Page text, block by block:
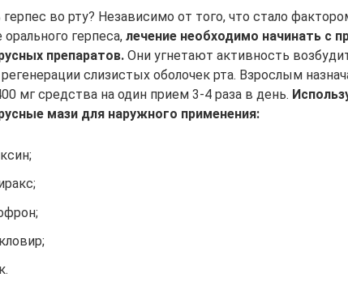
во рту? Независимо от того, что стало
герпеса, лечение необходимо начинать с
препаратов. Они угнетают активность
слизистых оболочек рта. Взрослым
мг средства на один прием 3-4 раза в день.
мази для наружного применения: